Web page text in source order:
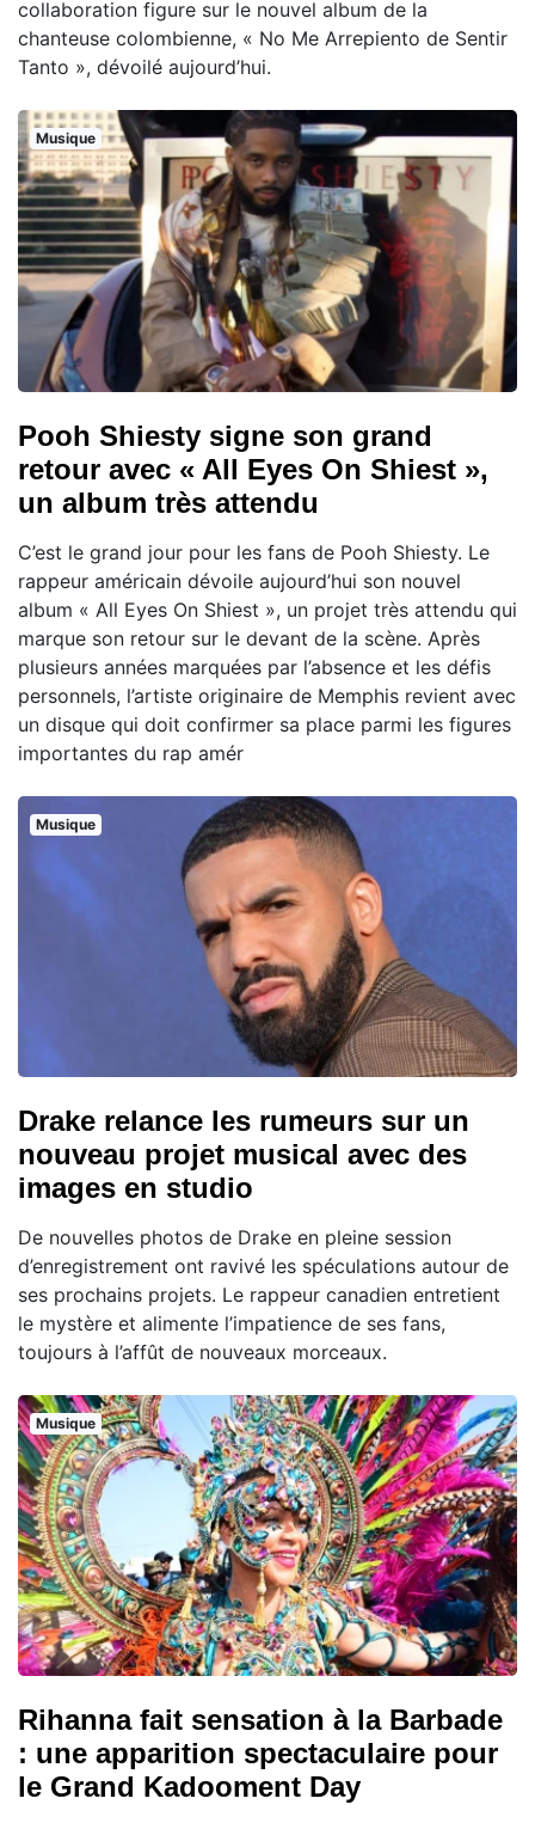
collaboration figure sur le nouvel album de la
chanteuse colombienne, « No Me Arrepiento de Sentir
Tanto », dévoilé aujourd’hui.
Musique
Pooh Shiesty signe son grand
retour avec « All Eyes On Shiest »,
un album très attendu
C’est le grand jour pour les fans de Pooh Shiesty. Le
rappeur américain dévoile aujourd’hui son nouvel
album « All Eyes On Shiest », un projet très attendu qui
marque son retour sur le devant de la scène. Après
plusieurs années marquées par l’absence et les défis
personnels, l’artiste originaire de Memphis revient avec
un disque qui doit confirmer sa place parmi les figures
importantes du rap amér
Musique
Drake relance les rumeurs sur un
nouveau projet musical avec des
images en studio
De nouvelles photos de Drake en pleine session
d’enregistrement ont ravivé les spéculations autour de
ses prochains projets. Le rappeur canadien entretient
le mystère et alimente l’impatience de ses fans,
toujours à l’affût de nouveaux morceaux.
Musique
Rihanna fait sensation à la Barbade
: une apparition spectaculaire pour
le Grand Kadooment Day